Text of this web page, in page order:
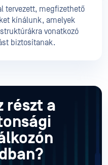
tervezett, megfizethető
kínálunk, amelyek
vonatkozó
biztosítanak.
részt a